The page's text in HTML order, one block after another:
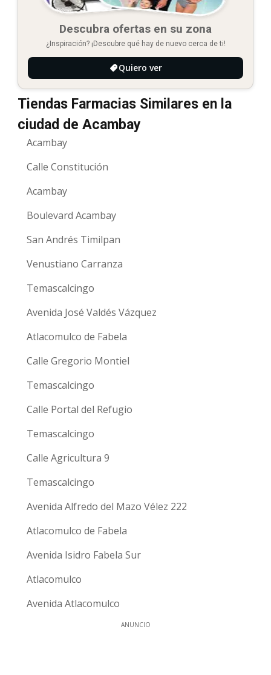
Descubra ofertas en su zona
¿Inspiración? ¡Descubre qué hay de nuevo cerca de ti!
Quiero ver
Tiendas Farmacias Similares en la
ciudad de Acambay
Acambay
Calle Constitución
Acambay
Boulevard Acambay
San Andrés Timilpan
Venustiano Carranza
Temascalcingo
Avenida José Valdés Vázquez
Atlacomulco de Fabela
Calle Gregorio Montiel
Temascalcingo
Calle Portal del Refugio
Temascalcingo
Calle Agricultura 9
Temascalcingo
Avenida Alfredo del Mazo Vélez 222
Atlacomulco de Fabela
Avenida Isidro Fabela Sur
Atlacomulco
Avenida Atlacomulco
ANUNCIO